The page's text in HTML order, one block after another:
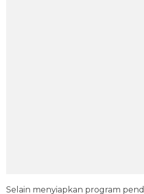
Selain menyiapkan program